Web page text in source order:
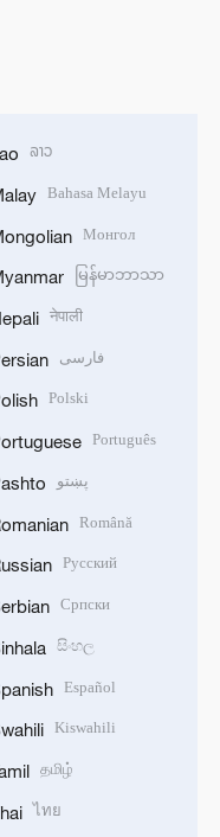
ລາວ
Bahasa Melayu
Монгол
မြန်မာဘာသာ
नेपाली
فارسی
Polski
Português
پښتو
Română
Русский
Српски
සිංහල
Español
Kiswahili
தமிழ்
ไทย